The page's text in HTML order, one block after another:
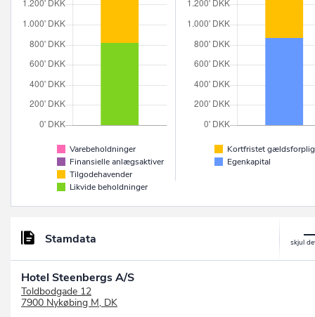
Varebeholdninger
Finansielle anlægsaktiver
Tilgodehavender
Likvide beholdninger
Kortfristet
Egenkapital
Stamdata
Hotel Steenbergs A/S
Toldbodgade 12
7900 Nykøbing M, DK